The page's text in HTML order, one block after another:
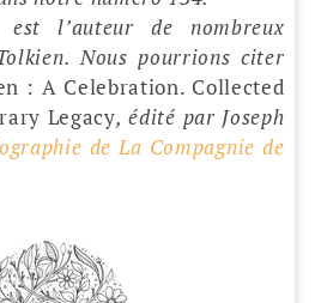
est l’auteur de nombreux
Nous pourrions citer
: A Celebration. Collected
Legacy, édité par Joseph
de La Compagnie de